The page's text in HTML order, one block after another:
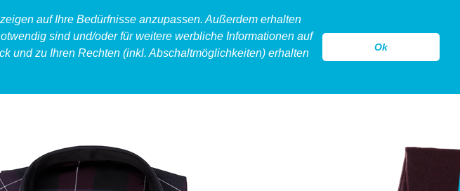
auf Ihre Bedürfnisse anzupassen. Außerdem erhalten
sind und/oder für weitere werbliche Informationen auf
und zu Ihren Rechten (inkl. Abschaltmöglichkeiten) erhalten
Ok
hollow kontakt